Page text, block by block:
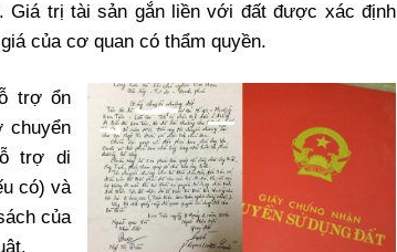
Giá trị tài sản gắn liền với đất được xác định
của cơ quan có thẩm quyền.
trợ ổn
chuyển
trợ di
có) và
của